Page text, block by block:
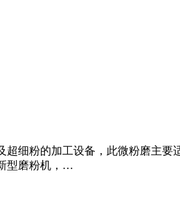
超细粉的加工设备，此微粉磨主
型磨粉机，…